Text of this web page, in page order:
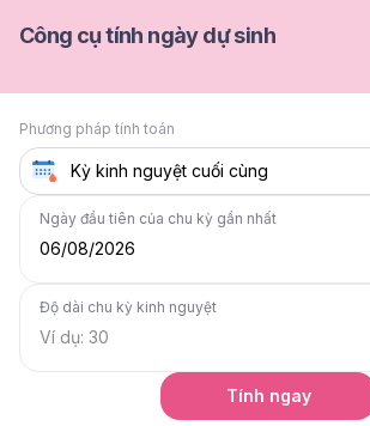
Công cụ tính ngày dự sinh
Phương pháp tính toán
Ngày đầu tiên của chu kỳ gần nhất
06/08/2026
Độ dài chu kỳ kinh nguyệt
Tính ngay